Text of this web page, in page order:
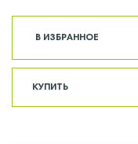
В ИЗБРАННОЕ
КУПИТЬ